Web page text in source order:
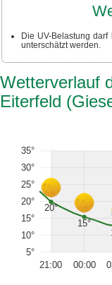
Die UV-Belastung
unterschätzt werden.
Wetterverlauf
Eiterfeld
5°
10°
15°
20°
25°
30°
35°
20°
15°
21:00 00:00